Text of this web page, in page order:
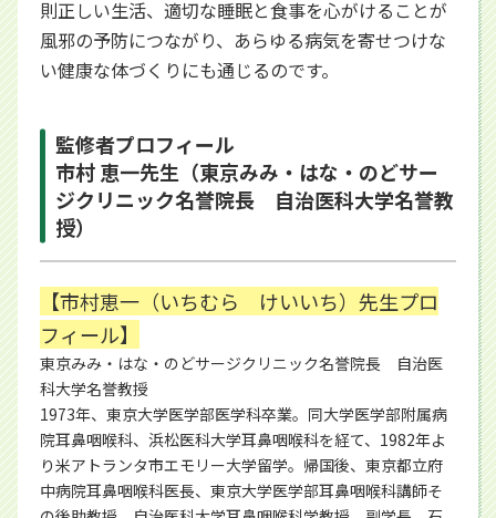
則正しい生活、適切な睡眠と食事を心がけることが
風邪の予防につながり、あらゆる病気を寄せつけな
い健康な体づくりにも通じるのです。
監修者プロフィール
市村 恵一先生（東京みみ・はな・のどサー
ジクリニック名誉院長 自治医科大学名誉教
授）
【市村恵一（いちむら けいいち）先生プロ
フィール】
東京みみ・はな・のどサージクリニック名誉院長 自治医
科大学名誉教授
1973年、東京大学医学部医学科卒業。同大学医学部附属病
院耳鼻咽喉科、浜松医科大学耳鼻咽喉科を経て、1982年よ
り米アトランタ市エモリー大学留学。帰国後、東京都立府
中病院耳鼻咽喉科医長、東京大学医学部耳鼻咽喉科講師そ